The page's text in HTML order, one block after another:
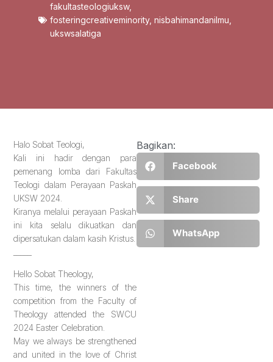
fakultasteologiuksw,
fosteringcreativeminority, nisbahimandanilmu
ukswsalatiga
Halo Sobat Teologi,
Kali ini hadir dengan para
pemenang lomba dari Fakultas
Teologi dalam Perayaan Paskah
UKSW 2024.
Kiranya melalui perayaan Paskah
ini kita selalu dikuatkan dan
dipersatukan dalam kasih Kristus.
Hello Sobat Theology,
This time, the winners of the
competition from the Faculty of
Theology attended the SWCU
2024 Easter Celebration.
May we always be strengthened
and united in the love of Christ
Bagikan:
Facebook
Share
WhatsApp